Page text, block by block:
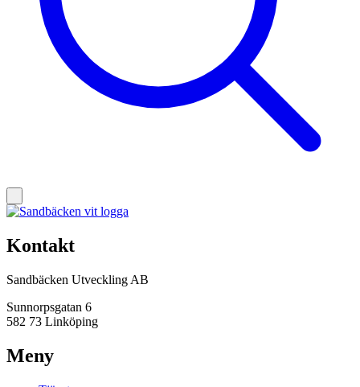
Kontakt
Sandbäcken Utveckling AB
Sunnorpsgatan 6
582 73 Linköping
Meny